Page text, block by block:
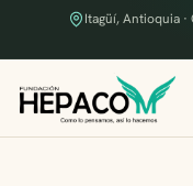
Itagüí, Antioquia ·